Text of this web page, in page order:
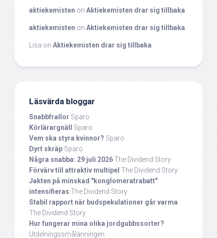
aktiekemisten on Aktiekemisten drar sig tillbaka
aktiekemisten on Aktiekemisten drar sig tillbaka
Lisa on Aktiekemisten drar sig tillbaka
Läsvärda bloggar
Snabbfrallor Sparo
Körlärargnäll
Sparo
Vem ska styra kvinnor? Sparo
Dyrt skräp Sparo
Några snabba: 29 juli 2026The Dividend Story
Förvärv till attraktiv multipel The Dividend Story
Jakten på minskad "konglomeratrabatt"
intensifieras The Dividend Story
Stabil rapport när budspekulationer går varma
The Dividend Story
Hur fungerar mina olika jordgubbssorter?
Utdelningssmålänningen